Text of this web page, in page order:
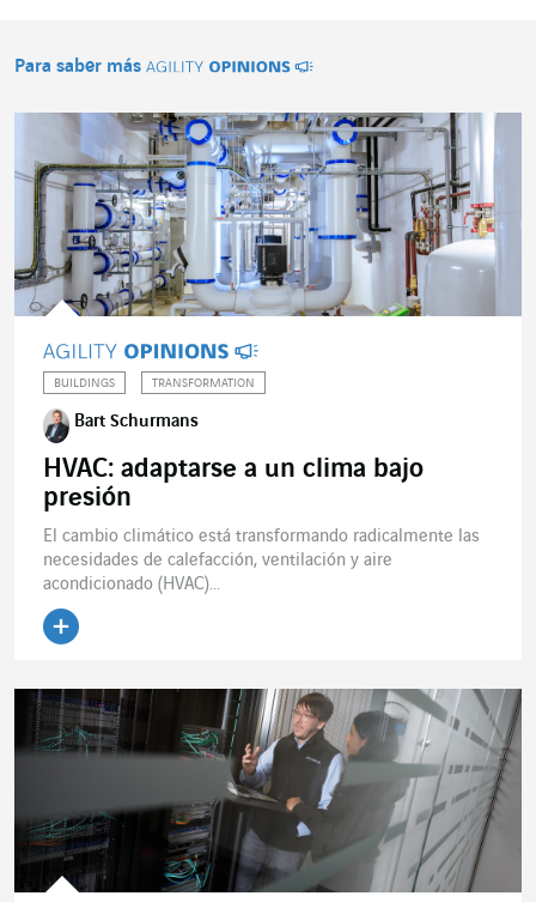
Para saber más
BUILDINGS TRANSFORMATION
Bart Schurmans
HVAC: adaptarse a un clima bajo
presión
El cambio climático está transformando radicalmente las
necesidades de calefacción, ventilación y aire
acondicionado (HVAC)...